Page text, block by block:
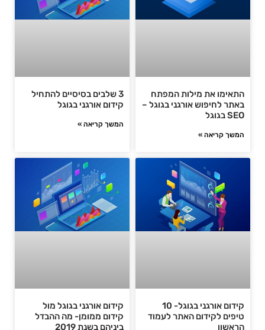
התאימו את מילות המפתח
באתר לחיפוש אורגני בגוגל –
SEO בגוגל
המשך קריאה »
3 שלבים בסיסיים להתחיל
קידום אורגני בגוגל
המשך קריאה »
קידום אורגני בגוגל- 10
טיפים לקידום האתר לעמוד
הראשון ‏
קידום אורגני בגוגל מול
קידום ממומן- מה ההבדל
ביניהם בשנת 2019‏